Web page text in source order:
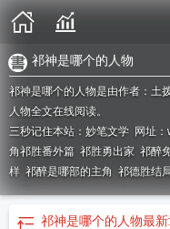
祁神是哪个的人物
祁神是哪个的人物是由作者：土
人物全文在线阅读。
三秒记住本站：妙笔文学 网址
角祁胜番外篇 祁胜勇出家 祁醉
样 祁醉是哪部的主角 祁德胜结
财医生主角祁枫的演员祁胜利
祁醉百度百科 主角祁胜番外
祁神是哪个的人物最